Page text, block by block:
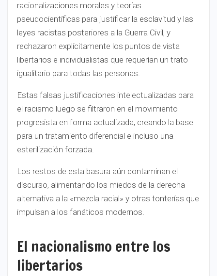
racionalizaciones morales y teorías
pseudocientíficas para justificar la esclavitud y las
leyes racistas posteriores a la Guerra Civil, y
rechazaron explícitamente los puntos de vista
libertarios e individualistas que requerían un trato
igualitario para todas las personas.
Estas falsas justificaciones intelectualizadas para
el racismo luego se filtraron en el movimiento
progresista en forma actualizada, creando la base
para un tratamiento diferencial e incluso una
esterilización forzada.
Los restos de esta basura aún contaminan el
discurso, alimentando los miedos de la derecha
alternativa a la «mezcla racial» y otras tonterías que
impulsan a los fanáticos modernos.
El nacionalismo entre los
libertarios